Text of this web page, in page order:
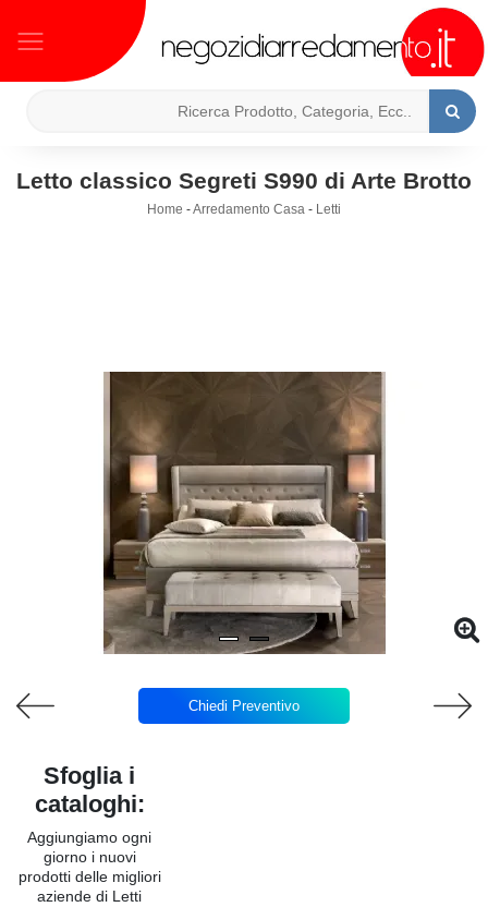
Letto classico Segreti S990 di Arte Brotto
Home -Arredamento Casa - Letti
Chiedi Preventivo
Sfoglia i
cataloghi:
Aggiungiamo ogni
giorno i nuovi
prodotti delle migliori
aziende di Letti